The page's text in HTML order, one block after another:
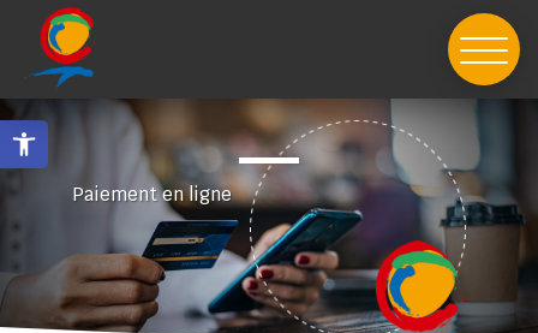
content
Ouvrir la barre d’outils
Paiement en ligne